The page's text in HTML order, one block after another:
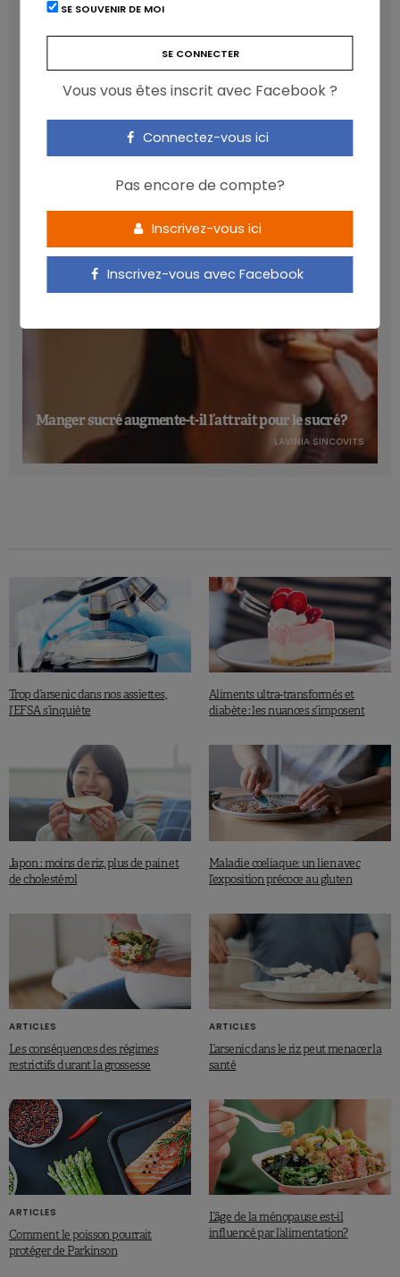
Les anthocyanines bénéfiques pour la santé
cardiométabolique
Manger sucré augmente-t-il l’attrait pour le sucré ?
LAVINIA SINCOVITS
Trop d’arsenic dans nos assiettes,
l’EFSA s’inquiète
Aliments ultra-transformés et
diabète : les nuances s’imposent
Japon : moins de riz, plus de pain et
de cholestérol
Maladie cœliaque: un lien avec
l’exposition précoce au gluten
ARTICLES
Les conséquences des régimes
restrictifs durant la grossesse
ARTICLES
L’arsenic dans le riz peut menacer la
santé
ARTICLES
Comment le poisson pourrait
protéger de Parkinson
L’âge de la ménopause est-il
influencé par l’alimentation?
SE SOUVENIR DE MOI
Vous vous êtes inscrit avec Facebook ?
Connectez-vous ici
Pas encore de compte?
Inscrivez-vous ici
Inscrivez-vous avec Facebook